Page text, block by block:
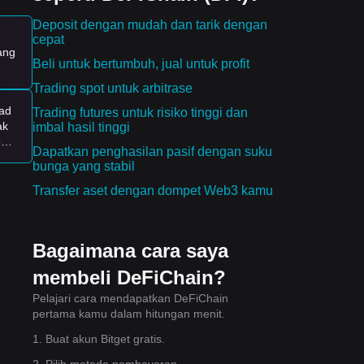
Deposit dengan mudah dan tarik dengan
cepat
Beli untuk bertumbuh, jual untuk profit
Trading spot untuk arbitrase
Trading futures untuk risiko tinggi dan
imbal hasil tinggi
Dapatkan penghasilan pasif dengan suku
bunga yang stabil
Transfer aset dengan dompet Web3 kamu
Bagaimana cara saya
membeli DeFiChain?
Pelajari cara mendapatkan DeFiChain
pertama kamu dalam hitungan menit.
1. Buat akun Bitget gratis.